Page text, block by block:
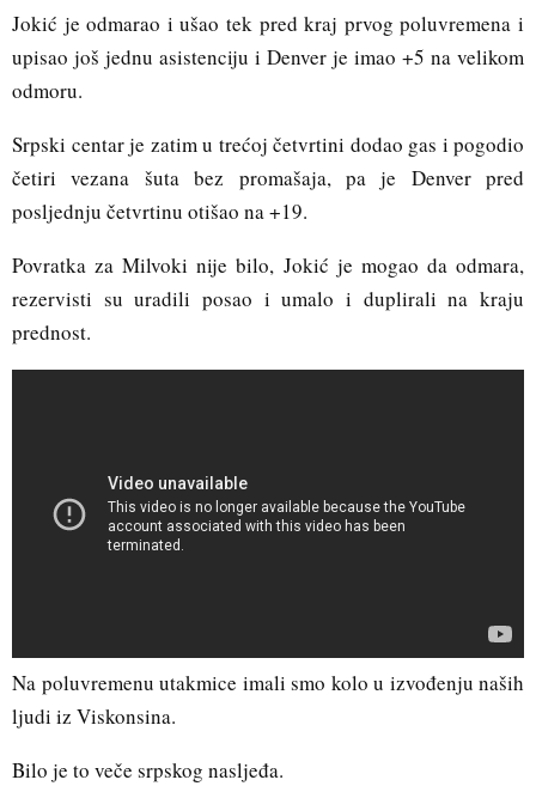
Jokić je odmarao i ušao tek pred kraj prvog poluvremena i
upisao još jednu asistenciju i Denver je imao +5 na velikom
odmoru.
Srpski centar je zatim u trećoj četvrtini dodao gas i pogodio
četiri vezana šuta bez promašaja, pa je Denver pred
posljednju četvrtinu otišao na +19.
Povratka za Milvoki nije bilo, Jokić je mogao da odmara,
rezervisti su uradili posao i umalo i duplirali na kraju
prednost.
Na poluvremenu utakmice imali smo kolo u izvođenju naših
ljudi iz Viskonsina.
Bilo je to veče srpskog nasljeđa.